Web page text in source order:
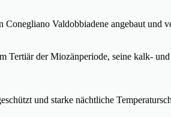
Valdobbiadene angebaut und
der Miozänperiode, seine kalk-
und starke nächtliche